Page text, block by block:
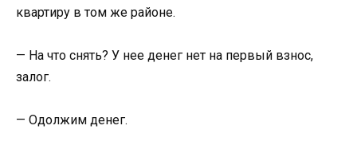
квартиру в том же районе.
— На что снять? У нее денег нет на первый взнос,
залог.
— Одолжим денег.